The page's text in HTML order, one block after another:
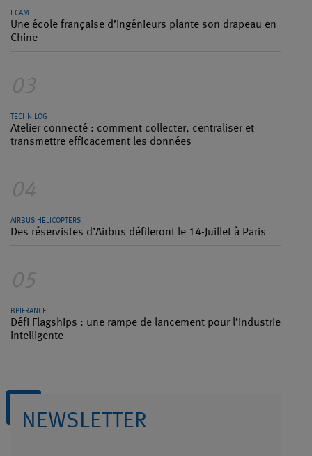
ECAM
Une école française d’ingénieurs plante son drapeau en
Chine
03
TECHNILOG
Atelier connecté : comment collecter, centraliser et
transmettre efficacement les données
04
AIRBUS HELICOPTERS
Des réservistes d’Airbus défileront le 14-Juillet à Paris
05
BPIFRANCE
Défi Flagships : une rampe de lancement pour l’industrie
intelligente
NEWSLETTER